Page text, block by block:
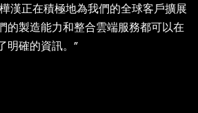
漢正在積極地為我們的全球客戶擴展
的製造能力和整合雲端服務都可以在
明確的資訊。”